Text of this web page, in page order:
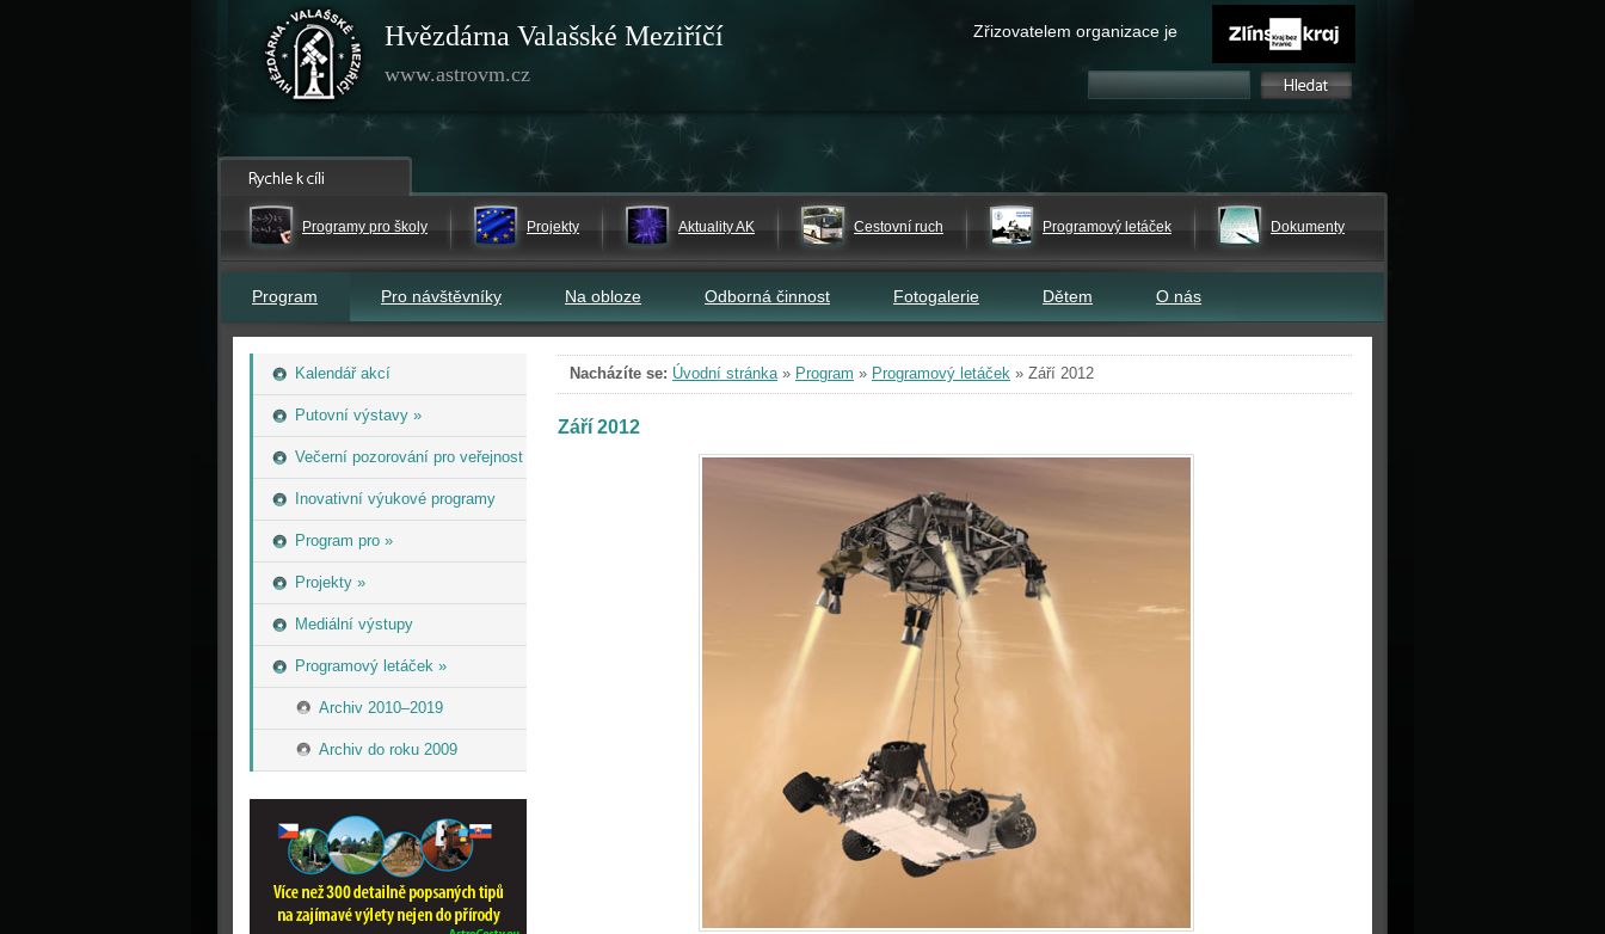
Hvězdárna Valašské Meziříčí
www.astrovm.cz
Zřizovatelem organizace je
Programy pro školy Projekty Aktuality AK Cestovní ruch Programový letáček Dokumenty
Program Pro návštěvníky Na obloze Odborná činnost Fotogalerie Dětem O nás
Kalendář akcí
Putovní výstavy »
Večerní pozorování pro veřejnost
Inovativní výukové programy
Program pro »
Projekty »
Mediální výstupy
Programový letáček »
Archiv 2010–2019
Archiv do roku 2009
Nacházíte se: Úvodní stránka» Program » Programový letáček » Září 2012
Září 2012